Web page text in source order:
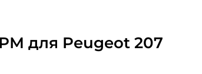
для Peugeot 207